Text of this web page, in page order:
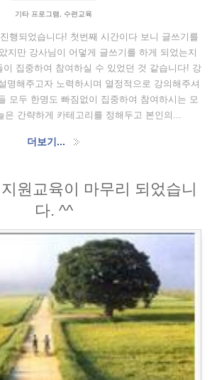
기타 프로그램 수련교육
행되었습니다! 첫번째 시간이다 보니 글쓰기를
지만 강사님이 어덯게 글쓰기를 하게 되었는지
이 집중하여 참여하실 수 있었던 것 같습니다! 강
명해주고자 노력하시며 열정적으로 강의해주셔
모두 한명도 빠짐없이 집중하여 참여하시는 모
은 간략하게 카테고리를 정해두고 본인의...
더보기...
원교육이 마무리 되었습니
다. ^^